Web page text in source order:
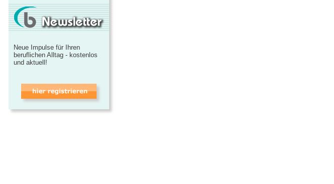
Neue Impulse für Ihren
beruflichen Alltag - kostenlos
und aktuell!